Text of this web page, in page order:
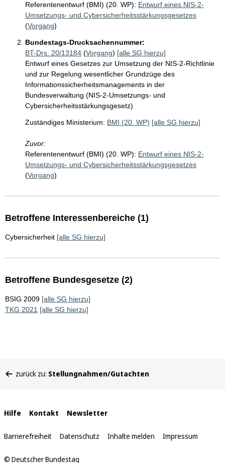
Referentenentwurf (BMI) (20. WP): Entwurf eines NIS-2-
Umsetzungs- und Cybersicherheitsstärkungsgesetzes
(Vorgang)
Bundestags-Drucksachennummer:
BT-Drs. 20/13184 (Vorgang) [alle SG hierzu]
Entwurf eines Gesetzes zur Umsetzung der NIS-2-Richtlinie
und zur Regelung wesentlicher Grundzüge des
Informationssicherheitsmanagements in der
Bundesverwaltung (NIS-2-Umsetzungs- und
Cybersicherheitsstärkungsgesetz)
Zuständiges Ministerium: BMI (20. WP) [alle SG hierzu]
Zuvor:
Referentenentwurf (BMI) (20. WP): Entwurf eines NIS-2-
Umsetzungs- und Cybersicherheitsstärkungsgesetzes
(Vorgang)
Betroffene Interessenbereiche (1)
Cybersicherheit [alle SG hierzu]
Betroffene Bundesgesetze (2)
BSIG 2009 [alle SG hierzu]
TKG 2021 [alle SG hierzu]
befinden
zurück zu: Stellungnahmen/Gutachten
Interne
Links
Hilfe Kontakt Newsletter
Barrierefreiheit Datenschutz Inhalte melden Impressum
© Deutscher Bundestag